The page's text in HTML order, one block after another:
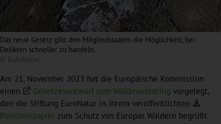
Das neue Gesetz gibt den Mitgliedstaaten die Möglichkeit, bei
Delikten schneller zu handeln.
© EuroNatur
Am 21. November 2023 hat die Europäische Kommission
einen
Gesetzesentwurf zum Waldmonitoring vorgelegt,
den die Stiftung EuroNatur in ihrem veröffentlichten
Positionspapier zum Schutz von Europas Wäldern begrüßt.